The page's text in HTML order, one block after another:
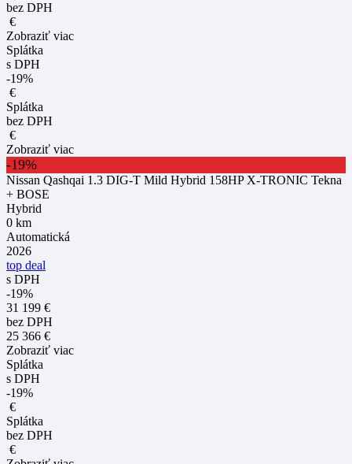
bez DPH
€
Zobraziť viac
Splátka
s DPH
-19%
€
Splátka
bez DPH
€
Zobraziť viac
-19%
Nissan Qashqai 1.3 DIG-T Mild Hybrid 158HP X-TRONIC Tekna
+ BOSE
Hybrid
0 km
Automatická
2026
top deal
s DPH
-19%
31 199 €
bez DPH
25 366 €
Zobraziť viac
Splátka
s DPH
-19%
€
Splátka
bez DPH
€